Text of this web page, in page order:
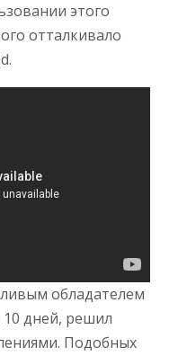
этого
отталкивало
обладателем
дней, решил
Подобных